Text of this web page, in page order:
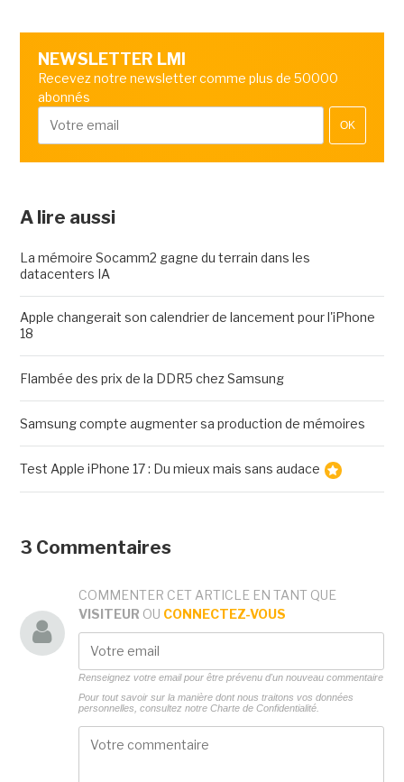
NEWSLETTER LMI
Recevez notre newsletter comme plus de 50000
abonnés
OK
A lire aussi
La mémoire Socamm2 gagne du terrain dans les
datacenters IA
Apple changerait son calendrier de lancement pour l'iPhone
18
Flambée des prix de la DDR5 chez Samsung
Samsung compte augmenter sa production de mémoires
Test Apple iPhone 17 : Du mieux mais sans audace
3 Commentaires
COMMENTER CET ARTICLE EN TANT QUE
VISITEUR OU CONNECTEZ-VOUS
Renseignez votre email pour être prévenu d'un nouveau commentaire
Pour tout savoir sur la manière dont nous traitons vos données
personnelles, consultez notre Charte de Confidentialité.